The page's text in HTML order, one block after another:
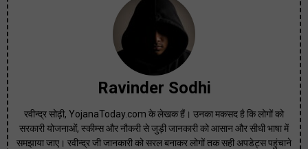
Ravinder Sodhi
रवीन्द्र सोढ़ी, YojanaToday.com के लेखक हैं। उनका मकसद है कि लोगों को
सरकारी योजनाओं, स्कीम्स और नौकरी से जुड़ी जानकारी को आसान और सीधी भाषा में
समझाया जाए। रवीन्द्र जी जानकारी को सरल बनाकर लोगों तक सही अपडेट्स पहुंचाने